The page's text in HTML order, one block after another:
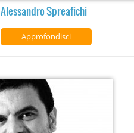
Alessandro Spreafichi
Approfondisci